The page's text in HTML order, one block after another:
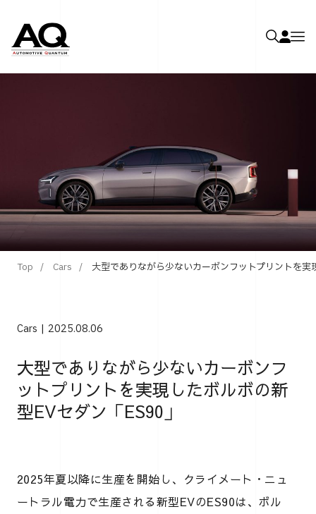
Top Cars 大型でありながら少ないカーボンフットプリントを
Cars 2025.08.06
大型でありながら少ないカーボンフ
ットプリントを実現したボルボの新
型EVセダン「ES90」
2025年夏以降に生産を開始し、クライメート・ニュ
ートラル電力で生産される新型EVのES90は、ボル